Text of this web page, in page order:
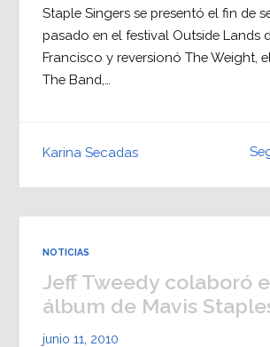
Staple Singers se presentó el fin de
pasado en el festival Outside Lands
Francisco y reversionó The Weight,
The Band,…
Karina Secadas
NOTICIAS
Jeff Tweedy colaboró
álbum de Mavis
junio 11, 2010